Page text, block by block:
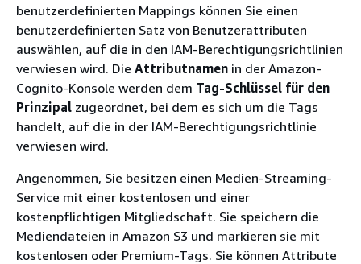
benutzerdefinierten Mappings können Sie einen
benutzerdefinierten Satz von Benutzerattributen
auswählen, auf die in den IAM-Berechtigungsrichtlinien
verwiesen wird. Die Attributnamen in der Amazon-
Cognito-Konsole werden dem Tag-Schlüssel für den
Prinzipal zugeordnet, bei dem es sich um die Tags
handelt, auf die in der IAM-Berechtigungsrichtlinie
verwiesen wird.
Angenommen, Sie besitzen einen Medien-Streaming-
Service mit einer kostenlosen und einer
kostenpflichtigen Mitgliedschaft. Sie speichern die
Mediendateien in Amazon S3 und markieren sie mit
kostenlosen oder Premium-Tags. Sie können Attribute